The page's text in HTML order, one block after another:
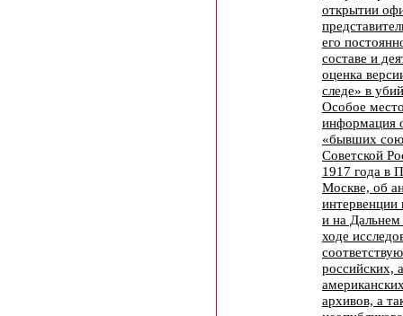
открытии
его
составе и
оценка
следе» в
Особое
информация
«бывших
Советской
1917 года в
Москве, об
и на
ходе
российских,
архивов, а